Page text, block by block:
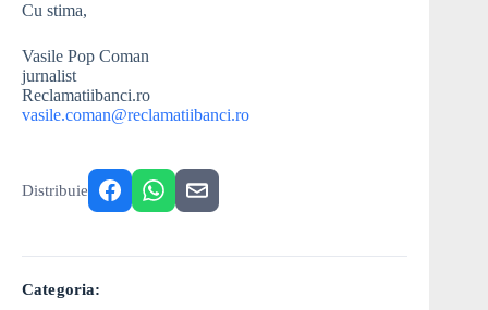
Cu stima,
Vasile Pop Coman
jurnalist
Reclamatiibanci.ro
vasile.coman@reclamatiibanci.ro
Distribuie
Categoria: